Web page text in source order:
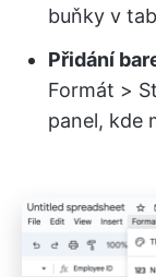
buňky v
Přidání
Formát >
panel, kde